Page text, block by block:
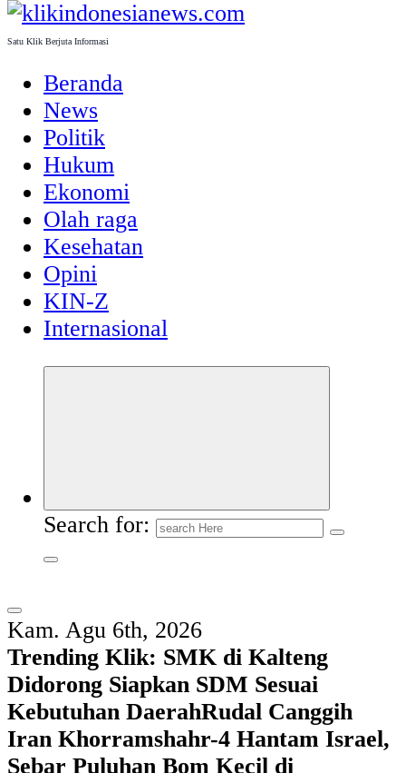
Satu Klik Berjuta Informasi
Beranda
News
Politik
Hukum
Ekonomi
Olah raga
Kesehatan
Opini
KIN-Z
Internasional
Search for:
Kam. Agu 6th, 2026
Trending Klik: SMK di Kalteng
Didorong Siapkan SDM Sesuai
Kebutuhan DaerahRudal Canggih
Iran Khorramshahr-4 Hantam Israel,
Sebar Puluhan Bom Kecil di